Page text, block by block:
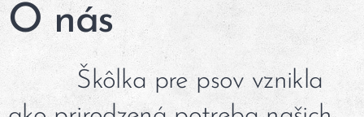
O nás
Škôlka pre psov vznikla